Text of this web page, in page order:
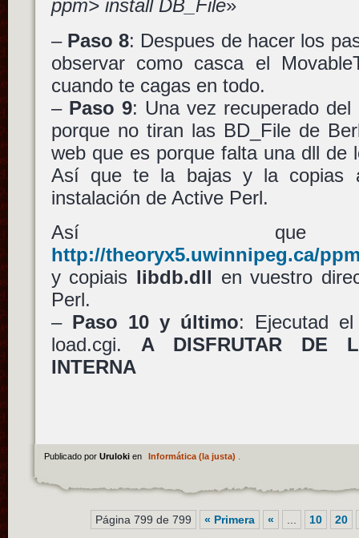
ppm> install DB_File»
–Paso 8: Despues de hacer los
observar como casca el
cuando te cagas en todo.
– Paso 9: Una vez recuperado del
porque no tiran las BD_File de
web que es porque falta una dll de
Así que te la bajas y la copias
instalación de Active Perl.
Así que
http://theoryx5.uwinnipeg.ca/
y copiais libdb.dll en vuestro
Perl.
–Paso 10 y último: Ejecutad
load.cgi. A DISFRUTAR DE
INTERNA
Publicado por Uruloki en Informática (la justa)
Página 799 de 799 « Primera « 10 20